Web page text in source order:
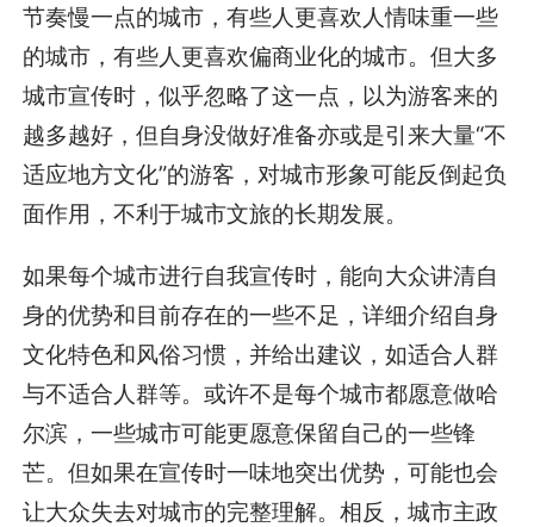
节奏慢一点的城市，有些人更喜欢人情味重一些
的城市，有些人更喜欢偏商业化的城市。但大多
城市宣传时，似乎忽略了这一点，以为游客来的
越多越好，但自身没做好准备亦或是引来大量“不
适应地方文化”的游客，对城市形象可能反倒起负
面作用，不利于城市文旅的长期发展。
如果每个城市进行自我宣传时，能向大众讲清自
身的优势和目前存在的一些不足，详细介绍自身
文化特色和风俗习惯，并给出建议，如适合人群
与不适合人群等。或许不是每个城市都愿意做哈
尔滨，一些城市可能更愿意保留自己的一些锋
芒。但如果在宣传时一味地突出优势，可能也会
让大众失去对城市的完整理解。相反，城市主政